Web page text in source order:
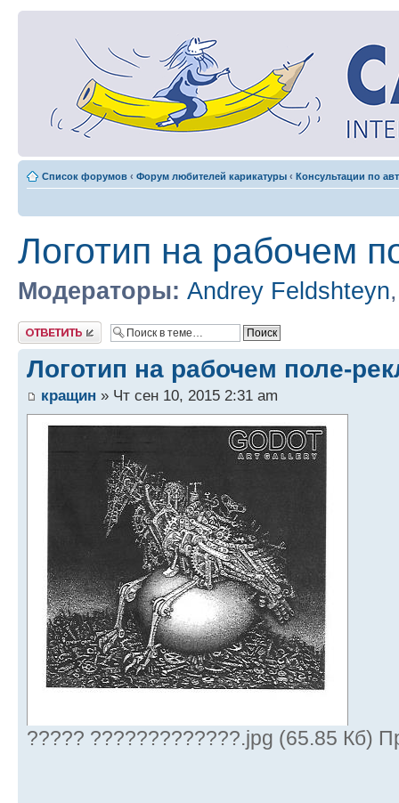
Список форумов ‹ Форум любителей карикатуры ‹ Консультации по
Логотип на рабочем
Модераторы: Andrey Feldshteyn
Ответить
Логотип на рабочем поле-
кращин » Чт сен 10, 2015 2:31 am
????? ?????????????.jpg (65.85 Кб)